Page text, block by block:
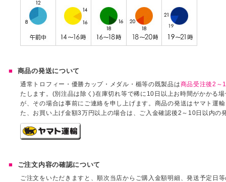
商品の発送について
通常トロフィー・優勝カップ・メダル・楯等の既製品は商品受注後2～
たします。(別注品は除く)在庫切れ等で稀に10日以上お時間がかかる
が、その場合は事前にご連絡を申し上げます。商品の発送はヤマト運
た、お買い上げ金額3万円以上の場合は、ご入金確認後2～10日以内の
ご注文内容の確認について
ご注文をいただきますと、順次当店からご購入金額明細、発送予定日